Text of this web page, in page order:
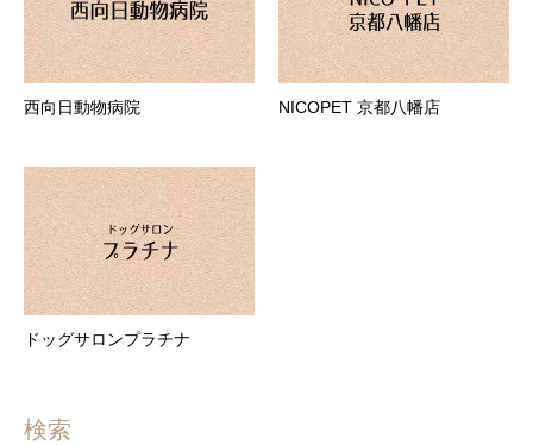
西向日動物病院 NICOPET 京都八幡店
ドッグサロンプラチナ
検索